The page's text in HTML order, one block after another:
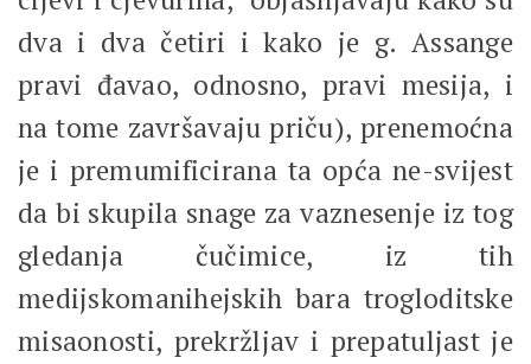
dva i dva četiri i kako je g. Assange
pravi đavao, odnosno, pravi mesija, i
na tome završavaju priču), prenemoćna
je i premumificirana ta opća ne-svijest
da bi skupila snage za vaznesenje iz tog
gledanja čučimice, iz tih
medijskomanihejskih bara trogloditske
misaonosti, prekržljav i prepatuljast je